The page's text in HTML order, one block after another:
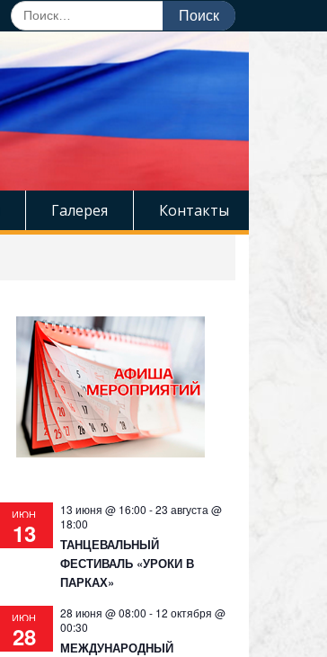
Поиск
по:
Галерея Контакты
ИЮН
13
13 июня @ 16:00 -23 августа @
18:00
ТАНЦЕВАЛЬНЫЙ
ФЕСТИВАЛЬ «УРОКИ В
ПАРКАХ»
ИЮН
28
28 июня @ 08:00 - 12 октября @
00:30
МЕЖДУНАРОДНЫЙ